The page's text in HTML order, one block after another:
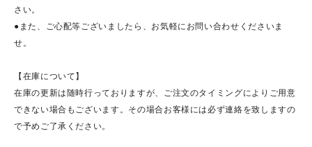
さい。
●また、ご心配等ございましたら、お気軽にお問い合わせくださいま
せ。
【在庫について】
在庫の更新は随時行っておりますが、ご注文のタイミングによりご用意
できない場合もございます。その場合お客様には必ず連絡を致しますの
で予めご了承ください。